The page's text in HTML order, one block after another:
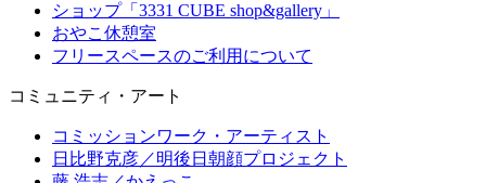
ショップ「3331 CUBE shop&gallery」
おやこ休憩室
フリースペースのご利用について
コミュニティ・アート
コミッションワーク・アーティスト
日比野克彦／明後日朝顔プロジェクト